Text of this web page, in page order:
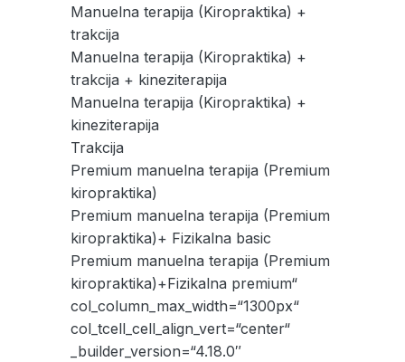
Manuelna terapija (Kiropraktika) +
trakcija
Manuelna terapija (Kiropraktika) +
trakcija + kineziterapija
Manuelna terapija (Kiropraktika) +
kineziterapija
Trakcija
Premium manuelna terapija (Premium
kiropraktika)
Premium manuelna terapija (Premium
kiropraktika)+ Fizikalna basic
Premium manuelna terapija (Premium
kiropraktika)+Fizikalna premium“
col_column_max_width=“1300px“
col_tcell_cell_align_vert=“center“
_builder_version=“4.18.0″